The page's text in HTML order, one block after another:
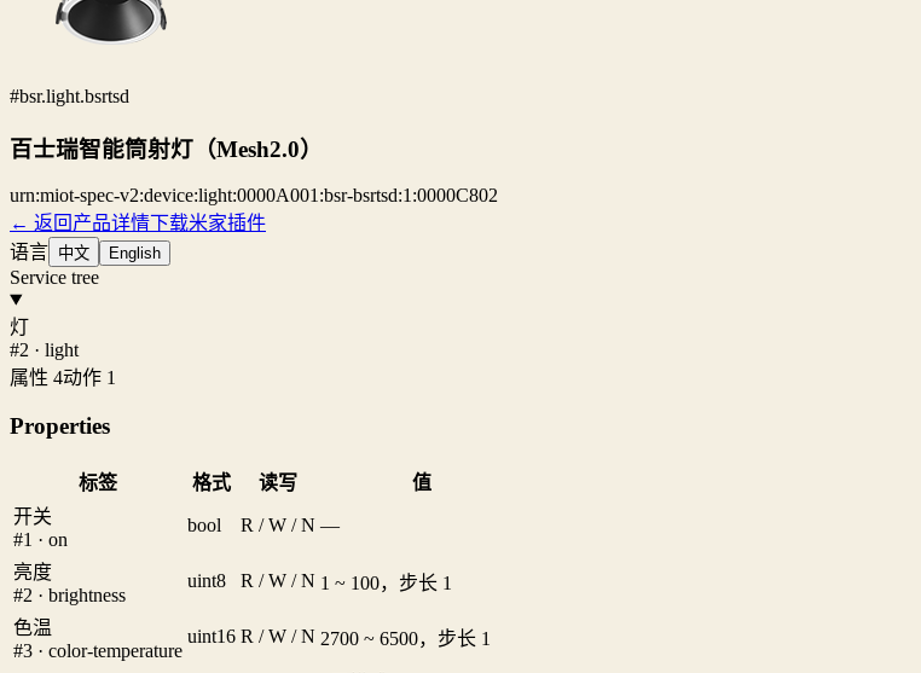
#bsr.light.bsrtsd
百士瑞智能筒射灯（Mesh2.0）
urn:miot-spec-v2:device:light:0000A001:bsr-bsrtsd:1:0000C802
← 返回产品详情下载米家插件
语言 中文 English
Service tree
灯
#2 · light
属性 4动作 1
Properties
标签 格式 读写
值
开关
#1 · on
bool R / W / N —
亮度
#2 · brightness
uint8 R / W / N 1 ~ 100，步长 1
色温
#3 · color-temperature
uint16 R / W / N 2700 ~ 6500，步长 1